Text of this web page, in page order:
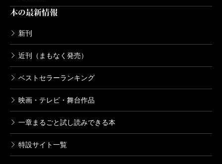
本の最新情報
新刊
近刊（まもなく発売）
ベストセラーランキング
映画・テレビ・舞台作品
一章まるごと試し読みできる本
特設サイト一覧